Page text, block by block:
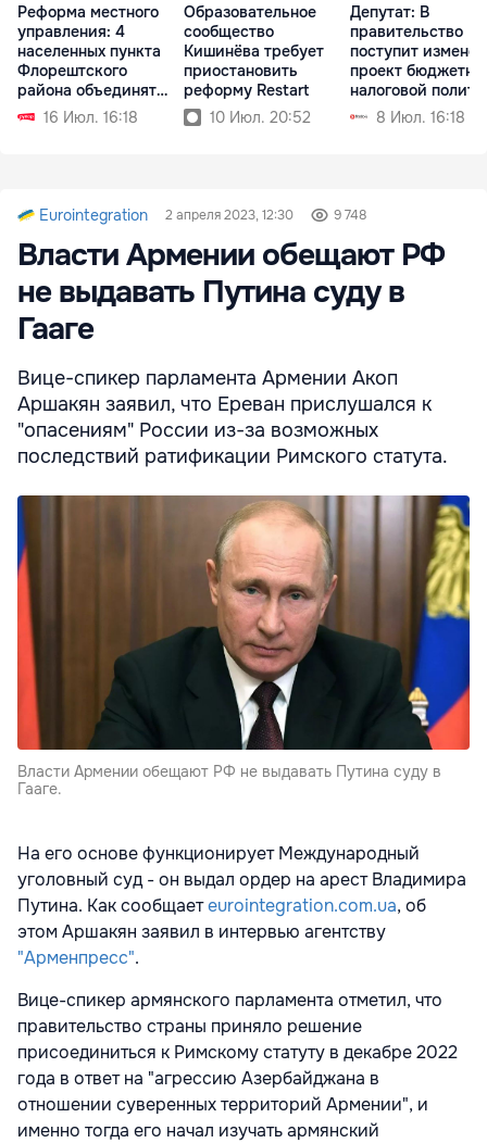
Реформа местного
управления: 4
населенных пункта
Флорештского
района объединят
мэрии16 Июл. 16:18
Образовательное
сообщество
Кишинёва требует
приостановить
реформу Restart
10 Июл. 20:52
Депутат: В
правительство
поступит
проект
налоговой
8 Июл. 16:18
Eurointegration 2 апреля 2023, 12:30 9 748
Власти Армении обещают РФ
не выдавать Путина суду в
Гааге
Вице-спикер парламента Армении Акоп
Аршакян заявил, что Ереван прислушался к
"опасениям" России из-за возможных
последствий ратификации Римского статута.
Власти Армении обещают РФ не выдавать Путина суду в
Гааге.
На его основе функционирует Международный
уголовный суд - он выдал ордер на арест Владимира
Путина. Как сообщаетeurointegration.com.ua, об
этом Аршакян заявил в интервью агентству
"Арменпресс".
Вице-спикер армянского парламента отметил, что
правительство страны приняло решение
присоединиться к Римскому статуту в декабре 2022
года в ответ на "агрессию Азербайджана в
отношении суверенных территорий Армении", и
именно тогда его начал изучать армянский